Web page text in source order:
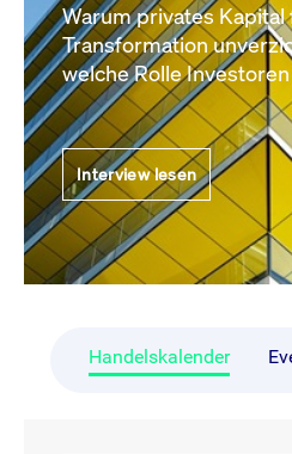
Warum privates Kapital
Transformation
welche Rolle
Interview lesen
Handelskalender